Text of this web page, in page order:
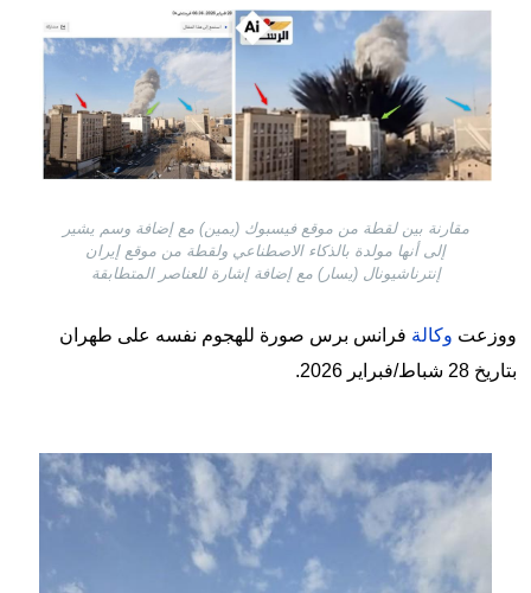
مقارنة بين لقطة من موقع فيسبوك (يمين) مع إضافة وسم يشير
إلى أنها مولدة بالذكاء الاصطناعي ولقطة من موقع إيران
إنترناشيونال (يسار) مع إضافة إشارة للعناصر المتطابقة
ووزعت وكالة فرانس برس صورة للهجوم نفسه على طهران
بتاريخ 28 شباط/فبراير 2026.